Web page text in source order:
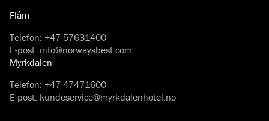
Flåm
Telefon: +47 57631400
E-post: info@norwaysbest.com
Myrkdalen
Telefon: +47 47471600
E-post: kundeservice@myrkdalenhotel.no